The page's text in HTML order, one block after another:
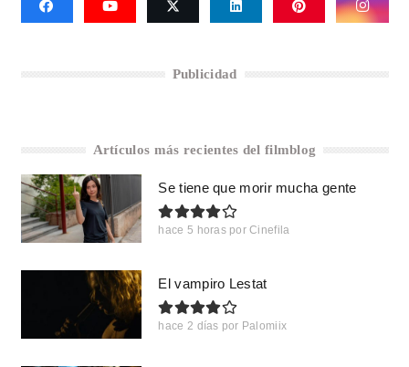
Publicidad
Artículos más recientes del filmblog
Se tiene que morir mucha gente
hace 5 horas por Cinefila
El vampiro Lestat
hace 2 días por Palomiix